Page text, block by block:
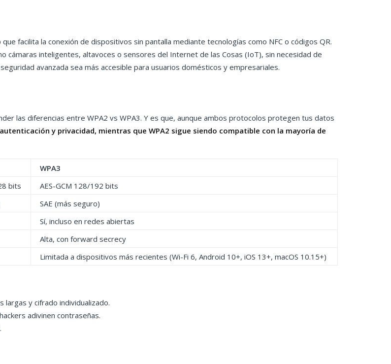
que facilita la conexión de dispositivos sin pantalla mediante tecnologías como NFC o códigos QR.
cámaras inteligentes, altavoces o sensores del Internet de las Cosas (IoT), sin necesidad de
avanzada sea más accesible para usuarios domésticos y empresariales.
las diferencias entre WPA2 vs WPA3. Y es que, aunque ambos protocolos protegen tus datos
y privacidad, mientras que WPA2 sigue siendo compatible con la mayoría de
WPA3
bits
AES-GCM 128/192 bits
SAE (más seguro)
Sí, incluso en redes abiertas
Alta, con forward secrecy
Limitada a dispositivos más recientes (Wi-Fi 6, Android 10+, iOS 13+, macOS 10.15+)
largas y cifrado individualizado.
adivinen contraseñas.